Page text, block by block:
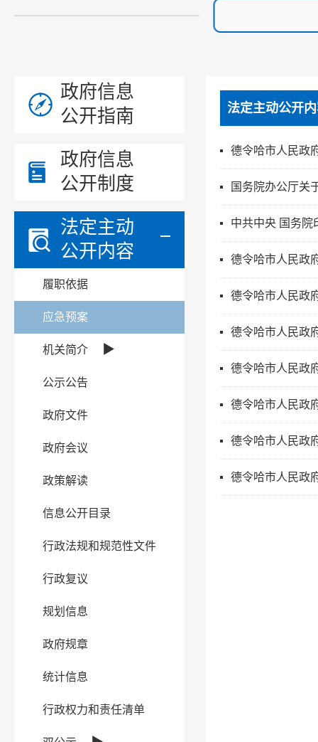
政府信息
公开指南
政府信息
公开制度
法定主动
公开内容
履职依据
应急预案
机关简介 ▶
公示公告
政府文件
政府会议
政策解读
信息公开目录
行政法规和规范性文件
行政复议
规划信息
政府规章
统计信息
行政权力和责任清单
法定主动公开
德令哈市人民政
国务院办公厅关
中共中央 国务院
德令哈市人民政
德令哈市人民政
德令哈市人民政
德令哈市人民政
德令哈市人民政
德令哈市人民政
德令哈市人民政